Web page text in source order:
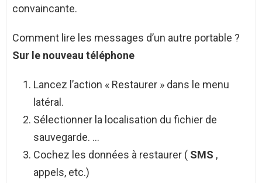
convaincante.
Comment lire les messages d’un autre portable ?
Sur le nouveau téléphone
Lancez l’action « Restaurer » dans le menu
latéral.
Sélectionner la localisation du fichier de
sauvegarde. …
Cochez les données à restaurer ( SMS ,
appels, etc.)